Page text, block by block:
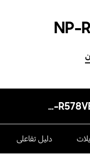
NP-
NP-R578VE-EXP
دليل تفاعلى